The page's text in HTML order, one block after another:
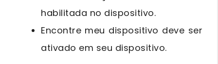
habilitada no dispositivo.
Encontre meu dispositivo deve ser
ativado em seu dispositivo.